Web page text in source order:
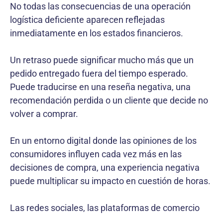
No todas las consecuencias de una operación
logística deficiente aparecen reflejadas
inmediatamente en los estados financieros.
Un retraso puede significar mucho más que un
pedido entregado fuera del tiempo esperado.
Puede traducirse en una reseña negativa, una
recomendación perdida o un cliente que decide no
volver a comprar.
En un entorno digital donde las opiniones de los
consumidores influyen cada vez más en las
decisiones de compra, una experiencia negativa
puede multiplicar su impacto en cuestión de horas.
Las redes sociales, las plataformas de comercio